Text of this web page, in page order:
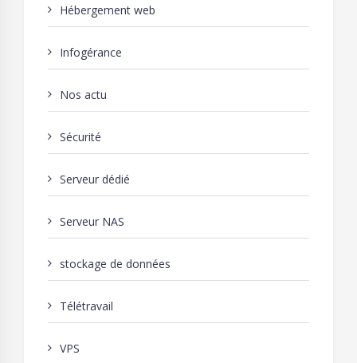
Hébergement web
Infogérance
Nos actu
Sécurité
Serveur dédié
Serveur NAS
stockage de données
Télétravail
VPS